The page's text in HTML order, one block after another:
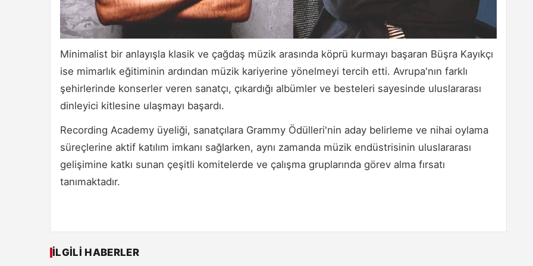
Minimalist bir anlayışla klasik ve çağdaş müzik arasında köprü kurmayı başaran Büşra Kayıkçı
ise mimarlık eğitiminin ardından müzik kariyerine yönelmeyi tercih etti. Avrupa'nın farklı
şehirlerinde konserler veren sanatçı, çıkardığı albümler ve besteleri sayesinde uluslararası
dinleyici kitlesine ulaşmayı başardı.
Recording Academy üyeliği, sanatçılara Grammy Ödülleri'nin aday belirleme ve nihai oylama
süreçlerine aktif katılım imkanı sağlarken, aynı zamanda müzik endüstrisinin uluslararası
gelişimine katkı sunan çeşitli komitelerde ve çalışma gruplarında görev alma fırsatı
tanımaktadır.
İLGILI HABERLER